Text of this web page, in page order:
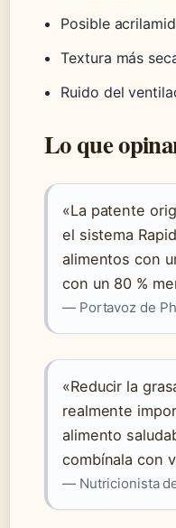
Posible
Textura más
Ruido del
Lo que
«La patente
el sistema
alimentos con
con un 80 %
— Portavoz de
«Reducir la
realmente
alimento
combínala con
— Nutricionista